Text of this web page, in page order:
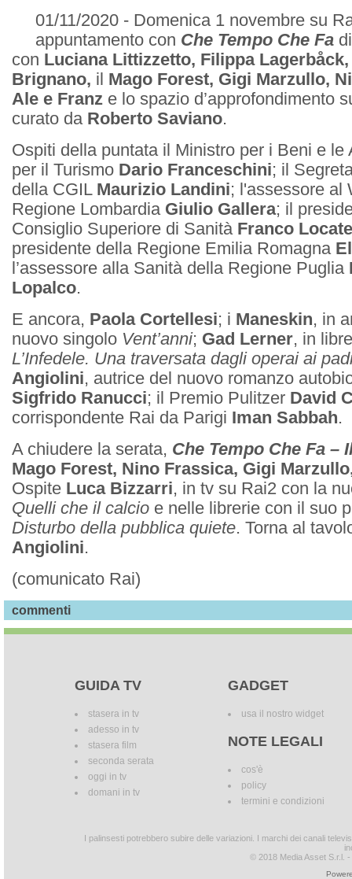
01/11/2020 - Domenica 1 novembre su
appuntamento con Che Tempo Che Fa
con Luciana Littizzetto, Filippa
Brignano, il Mago Forest, Gigi Marzullo,
Ale e Franz e lo spazio d’approfondimento
curato da Roberto Saviano.
Ospiti della puntata il Ministro per i Beni e le
per il Turismo Dario Franceschini; il
della CGIL Maurizio Landini; l'assessore al
Regione Lombardia Giulio Gallera; il
Consiglio Superiore di Sanità Franco
presidente della Regione Emilia Romagna
l’assessore alla Sanità della Regione Puglia
Lopalco.
E ancora, Paola Cortellesi; i Maneskin, in
nuovo singolo Vent’anni; Gad Lerner, in
L’Infedele. Una traversata dagli operai ai
Angiolini, autrice del nuovo romanzo
Sigfrido Ranucci; il Premio Pulitzer David
corrispondente Rai da Parigi Iman Sabbah.
A chiudere la serata, Che Tempo Che Fa –
Mago Forest, Nino Frassica, Gigi
Ospite Luca Bizzarri, in tv su Rai2 con la
Quelli che il calcio e nelle librerie con il suo
Disturbo della pubblica quiete. Torna al
Angiolini.
(comunicato Rai)
commenti
GUIDA TV
stasera in tv
adesso in tv
stasera film
seconda serata
oggi in tv
domani in tv
GADGET
usa il nostro widget
NOTE LEGALI
cos'è
policy
termini e condizioni
I palinsesti potrebbero subire delle variazioni. I marchi dei canali
© 2018 Media Asset S.r.l.